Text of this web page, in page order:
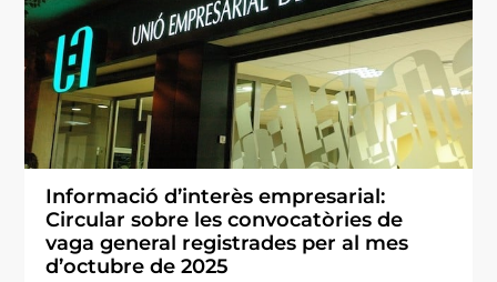
Informació d’interès empresarial:
Circular sobre les convocatòries de
vaga general registrades per al mes
d’octubre de 2025